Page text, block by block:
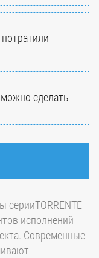
сделать
исполнений —
Современные